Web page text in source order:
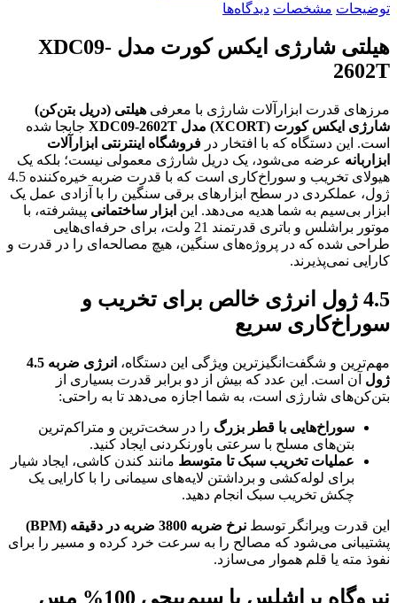
توضیحات مشخصات دیدگاه‌ها
هیلتی شارژی ایکس کورت مدل XDC09-
2602T
مرزهای قدرت ابزارآلات شارژی با معرفی هیلتی (دریل بتن‌کن)
شارژی ایکس کورت (XCORT) مدل
جابجا شده
است. این دستگاه که با افتخار در فروشگاه اینترنتی ابزارآلات
ابزاربانه عرضه می‌شود، یک دریل شارژی معمولی نیست؛ بلکه یک
هیولای تخریب و سوراخ‌کاری است که با قدرت ضربه خیره‌کننده 4.5
ژول، عملکردی در سطح ابزارهای برقی سنگین را با آزادی عمل یک
ابزار بی‌سیم به شما هدیه می‌دهد. این ابزار ساختمانی پیشرفته، با
موتور براشلس و باتری قدرتمند 21 ولت، برای حرفه‌ای‌هایی
طراحی شده که در پروژه‌های سنگین، هیچ مصالحه‌ای را در قدرت و
کارایی نمی‌پذیرند.
4.5 ژول انرژی خالص برای تخریب و
سوراخ‌کاری سریع
مهم‌ترین و شگفت‌انگیزترین ویژگی این دستگاه،
انرژی ضربه 4.5
ژول آن است. این عدد که بیش از دو برابر قدرت بسیاری از
بتن‌کن‌های شارژی است، به شما اجازه می‌دهد تا به راحتی:
سوراخ‌هایی با قطر بزرگ را در سخت‌ترین و متراکم‌ترین
بتن‌های مسلح با سرعتی باورنکردنی ایجاد کنید.
عملیات تخریب سبک تا متوسط مانند کندن کاشی، ایجاد شیار
برای لوله‌کشی و برداشتن لایه‌های سیمانی را با کارایی یک
چکش تخریب سبک انجام دهید.
این قدرت ویرانگر توسط نرخ ضربه 3800 ضربه در دقیقه
(BPM)
پشتیبانی می‌شود که مصالح را به سرعت خرد کرده و مسیر را برای
نفوذ مته یا قلم هموار می‌سازد.
نیروگاه براشلس با سیم‌پیچی 100% مس